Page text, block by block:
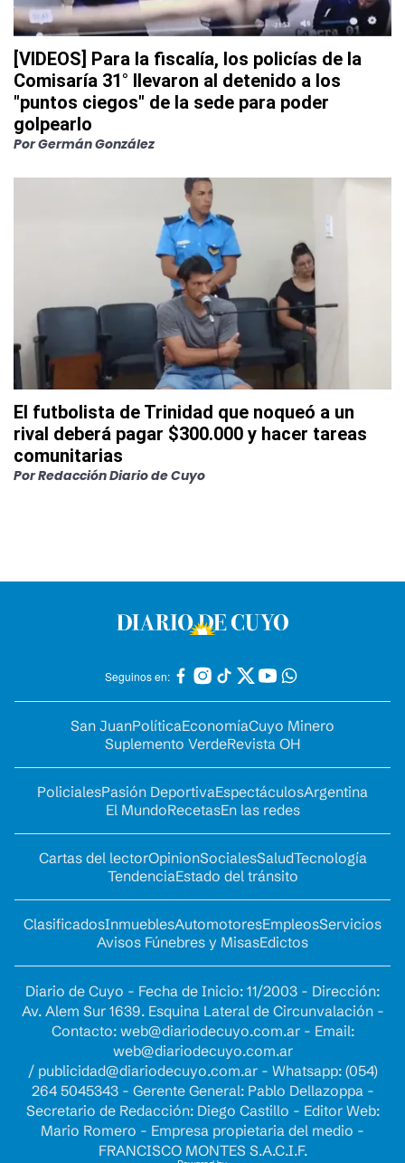
[VIDEOS] Para la fiscalía, los policías de la
Comisaría 31° llevaron al detenido a los
"puntos ciegos" de la sede para poder
golpearlo
PorGermán González
El futbolista de Trinidad que noqueó a un
rival deberá pagar $300.000 y hacer tareas
comunitarias
PorRedacción Diario de Cuyo
Seguinos en:
San JuanPolíticaEconomíaCuyo Minero
Suplemento VerdeRevista OH
PolicialesPasión DeportivaEspectáculosArgentina
El MundoRecetasEn las redes
Cartas del lectorOpinionSocialesSaludTecnología
TendenciaEstado del tránsito
ClasificadosInmueblesAutomotoresEmpleosServicios
Avisos Fúnebres y MisasEdictos
Diario de Cuyo - Fecha de Inicio: 11/2003 - Dirección:
Av. Alem Sur 1639. Esquina Lateral de Circunvalación -
Contacto: web@diariodecuyo.com.ar- Email:
web@diariodecuyo.com.ar
/ publicidad@diariodecuyo.com.ar- Whatsapp: (054)
264 5045343 - Gerente General: Pablo Dellazoppa -
Secretario de Redacción: Diego Castillo - Editor Web:
Mario Romero - Empresa propietaria del medio -
FRANCISCO MONTES S.A.C.I.F.